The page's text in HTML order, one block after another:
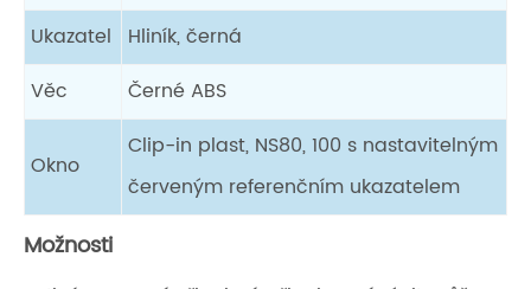
Ukazatel
Hliník, černá
Věc
Černé ABS
Okno
Clip-in plast, NS80, 100 s nastavitelným
červeným referenčním ukazatelem
Možnosti